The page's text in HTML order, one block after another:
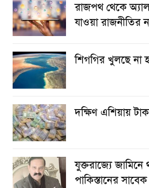
রাজপথ থেকে
যাওয়া রাজনীতির
শিগগির খুলছে না
দক্ষিণ এশিয়ায়
যুক্তরাজ্যে জামিনে
পাকিস্তানের সাবেক